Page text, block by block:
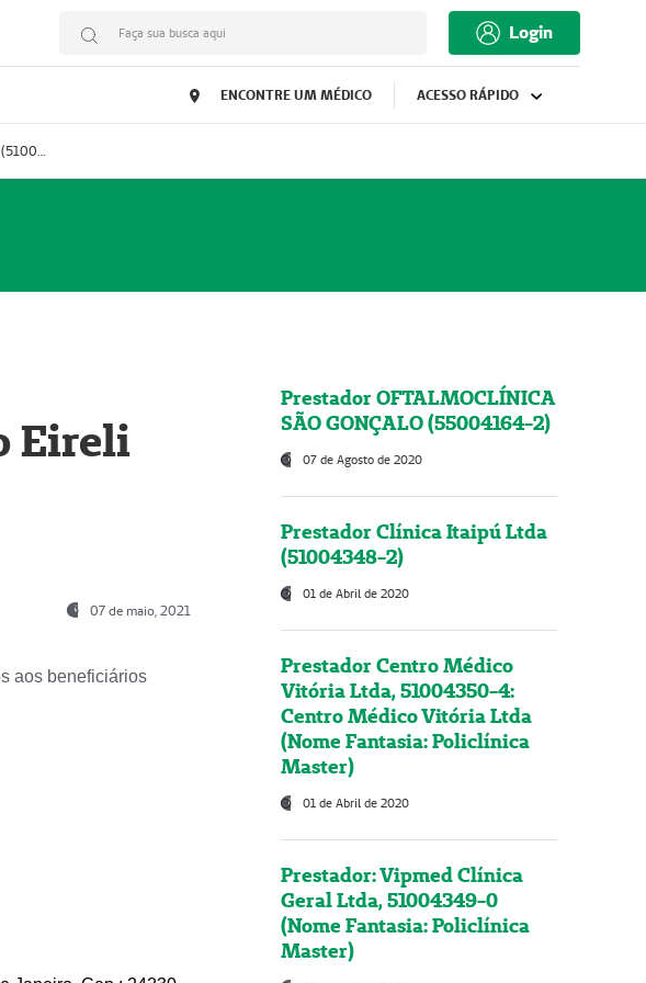
Faça sua busca aqui Login
ENCONTRE UM MÉDICO ACESSO RÁPIDO
Prestador Mosaicum Espaço Clínico Eireli (51004355-5)
Eireli
07 de maio, 2021
aos beneficiários
Prestador OFTALMOCLÍNICA
SÃO GONÇALO (55004164-2)
07 de Agosto de 2020
Prestador Clínica Itaipú Ltda
(51004348-2)
01 de Abril de 2020
Prestador Centro Médico
Vitória Ltda, 51004350-4:
Centro Médico Vitória Ltda
(Nome Fantasia: Policlínica
Master)
01 de Abril de 2020
Prestador: Vipmed Clínica
Geral Ltda, 51004349-0
(Nome Fantasia: Policlínica
Master)